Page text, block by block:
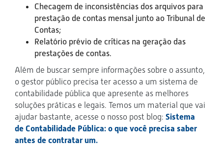
Checagem de inconsistências dos arquivos para
prestação de contas mensal junto ao Tribunal de
Contas;
Relatório prévio de críticas na geração das
prestações de contas.
Além de buscar sempre informações sobre o assunto,
o gestor público precisa ter acesso a um sistema de
contabilidade pública que apresente as melhores
soluções práticas e legais. Temos um material que vai
ajudar bastante, acesse o nosso post blog: Sistema
de Contabilidade Pública: o que você precisa saber
antes de contratar um.